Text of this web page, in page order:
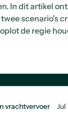
In dit artikel
scenario's
de regie
vrachtvervoer Jul